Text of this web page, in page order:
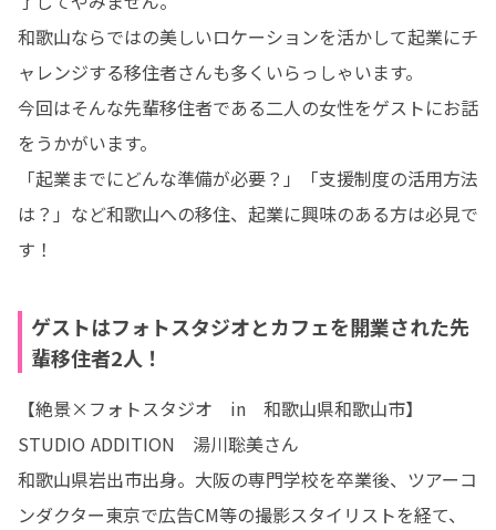
和歌山ならではの美しいロケーションを活かして起業にチ
ャレンジする移住者さんも多くいらっしゃいます。
今回はそんな先輩移住者である二人の女性をゲストにお話
をうかがいます。
「起業までにどんな準備が必要？」「支援制度の活用方法
は？」など和歌山への移住、起業に興味のある方は必見で
す！
ゲストはフォトスタジオとカフェを開業された先
輩移住者2人！
【絶景×フォトスタジオ　in　和歌山県和歌山市】
STUDIO ADDITION　湯川聡美さん
和歌山県岩出市出身。大阪の専門学校を卒業後、ツアーコ
ンダクター東京で広告CM等の撮影スタイリストを経て、